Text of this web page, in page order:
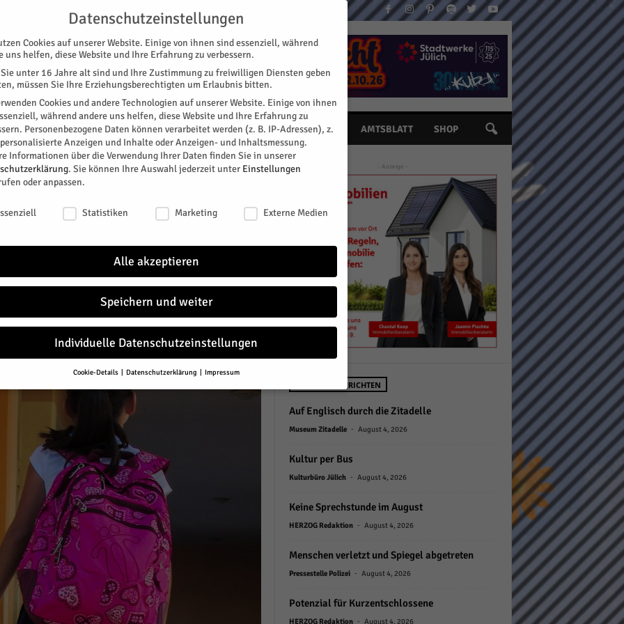
KONTAKT DATENSCHUTZ
SPEZIAL E-PAPER KINO GALERIE TERMINE AMTSBLATT SHOP
für Kinder an, die ab 1. August in die Schule und
- Anzeige -
NEUSTE NACHRICHTEN
Auf Englisch durch die Zitadelle
Museum Zitadelle - August 4, 2026
Kultur per Bus
Kulturbüro Jülich - August 4, 2026
Keine Sprechstunde im August
HERZOG Redaktion - August 4, 2026
Menschen verletzt und Spiegel abgetreten
Pressestelle Polizei - August 4, 2026
Potenzial für Kurzentschlossene
HERZOG Redaktion - August 4, 2026
Datenschutzeinstellungen
Cookies auf unserer Website. Einige von ihnen sind essenziell, während
uns helfen, diese Website und Ihre Erfahrung zu verbessern.
unter 16 Jahre alt sind und Ihre Zustimmung zu freiwilligen Diensten geben
müssen Sie Ihre Erziehungsberechtigten um Erlaubnis bitten.
Cookies und andere Technologien auf unserer Website. Einige von ihnen
während andere uns helfen, diese Website und Ihre Erfahrung zu
Personenbezogene Daten können verarbeitet werden (z. B. IP-Adressen), z.
Anzeigen und Inhalte oder Anzeigen- und Inhaltsmessung.
Informationen über die Verwendung Ihrer Daten finden Sie in unserer
. Sie können Ihre Auswahl jederzeit unter Einstellungen
oder anpassen.
Statistiken Marketing Externe Medien
Alle akzeptieren
Speichern und weiter
Individuelle Datenschutzeinstellungen
Cookie-Details Datenschutzerklärung Impressum
Datenschutzeinstellungen
Sie unter 16 Jahre alt sind und Ihre Zustimmung zu freiwilligen Diensten geben
müssen Sie Ihre Erziehungsberechtigten um Erlaubnis bitten.
Cookies und andere Technologien auf unserer Website. Einige von ihnen
während andere uns helfen, diese Website und Ihre Erfahrung zu
Personenbezogene Daten können verarbeitet werden (z. B. IP-Adressen), z.
personalisierte Anzeigen und Inhalte oder Anzeigen- und Inhaltsmessung.
Informationen über die Verwendung Ihrer Daten finden Sie in unserer
.
Sie eine Übersicht über alle verwendeten Cookies. Sie können Ihre
zu ganzen Kategorien geben oder sich weitere Informationen anzeigen
und so nur bestimmte Cookies auswählen.
akzeptieren
und weiter